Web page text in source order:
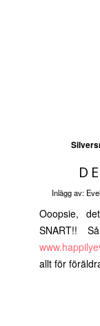
Inlägg av:
Ooopsie,
SNART!!
allt för